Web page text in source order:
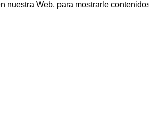
Web, para mostrarle